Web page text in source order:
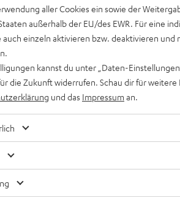
, bietet inzwischen aber auch ein
zur Verfügung. Die meisten
aller Cookies ein sowie der
außerhalb der EU/des EWR. Für eine
auch einzeln aktivieren bzw. deaktivieren und
kannst du unter „Daten-
die Zukunft widerrufen. Schau dir für
und das Impressum an.